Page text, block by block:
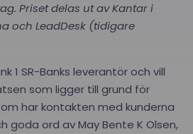
Priset delas ut av Kantar i
och LeadDesk (tidigare
1 SR-Banks leverantör och vill
som ligger till grund för
har kontakten med kunderna
goda ord av May Bente K Olsen,